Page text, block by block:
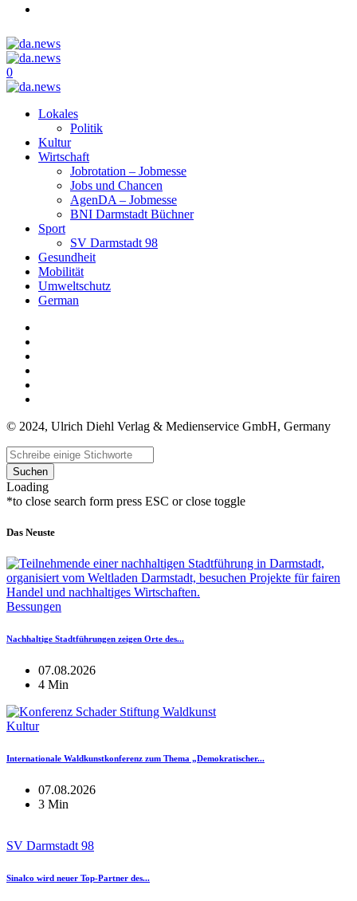
0
Lokales
Politik
Kultur
Wirtschaft
Jobrotation – Jobmesse
Jobs und Chancen
AgenDA – Jobmesse
BNI Darmstadt Büchner
Sport
SV Darmstadt 98
Gesundheit
Mobilität
Umweltschutz
German
© 2024, Ulrich Diehl Verlag & Medienservice GmbH, Germany
Suchen
Loading
*to close search form press ESC or close toggle
Das Neuste
Bessungen
Nachhaltige Stadtführungen zeigen Orte des...
07.08.2026
4 Min
Kultur
Internationale Waldkunstkonferenz zum Thema „Demokratischer...
07.08.2026
3 Min
SV Darmstadt 98
Sinalco wird neuer Top-Partner des...